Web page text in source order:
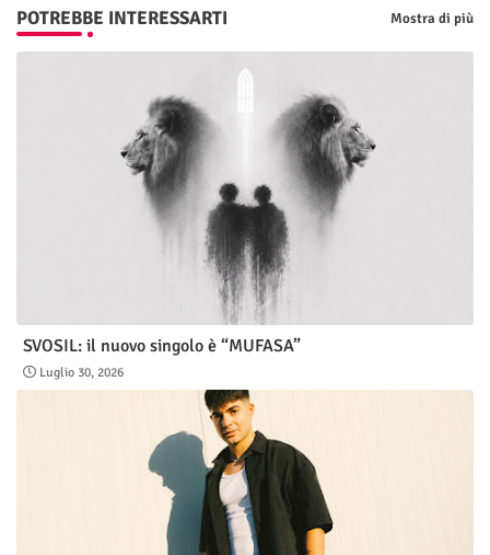
POTREBBE INTERESSARTI Mostra di più
SVOSIL: il nuovo singolo è “MUFASA”
Luglio 30, 2026